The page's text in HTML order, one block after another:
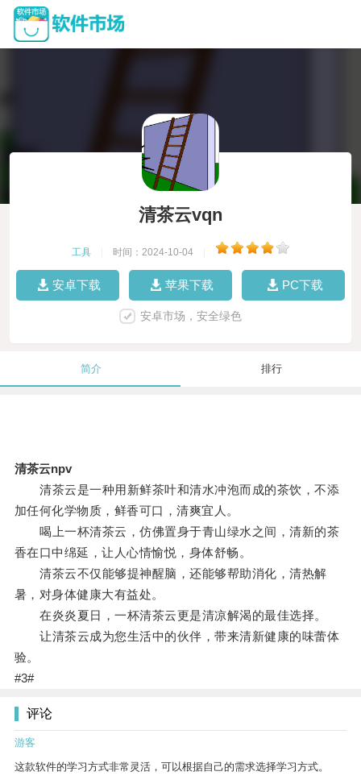
清茶云vqn
工具 时间：2024-10-04
安卓下载 苹果下载 PC下载
安卓市场，安全绿色
简介 排行
清茶云npv
清茶云是一种用新鲜茶叶和清水冲泡而成的茶饮，不添
加任何化学物质，鲜香可口，清爽宜人。
喝上一杯清茶云，仿佛置身于青山绿水之间，清新的茶
香在口中绵延，让人心情愉悦，身体舒畅。
清茶云不仅能够提神醒脑，还能够帮助消化，清热解
暑，对身体健康大有益处。
在炎炎夏日，一杯清茶云更是清凉解渴的最佳选择。
让清茶云成为您生活中的伙伴，带来清新健康的味蕾体
验。
#3#
评论
游客
这款软件的学习方式非常灵活，可以根据自己的需求选择学习方式。